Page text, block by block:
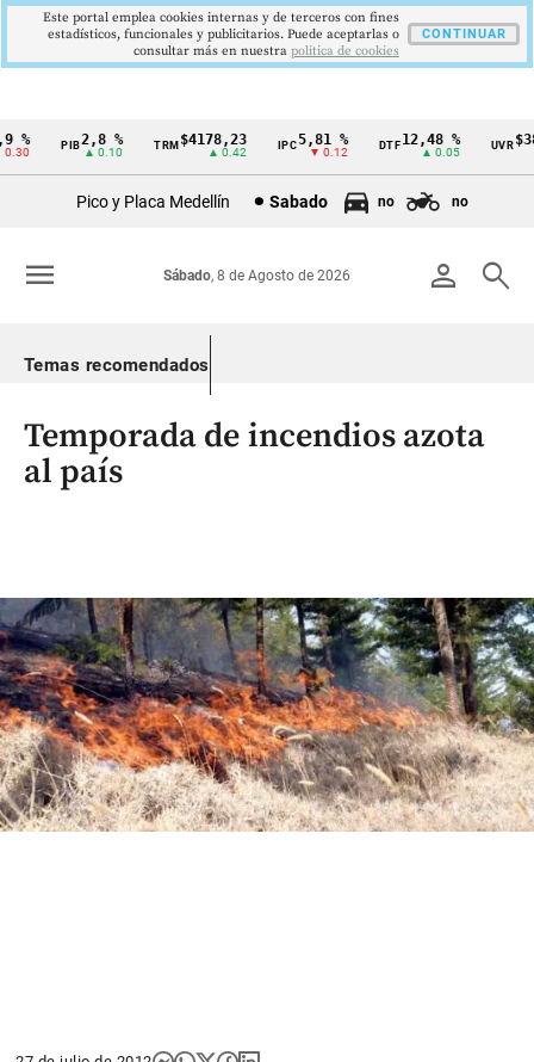
Cintillo
Colombia
2,8 %
▲ 0.10
TRM$4178,23
▲ 0.42
5,81 %
▼ 0.12
DTF12,48 %
▲ 0.05
UVR
Pico y Placa Medellín Sabado no no
person search
Sábado, 8 de Agosto de 2026
menu
Temas recomendados
Temporada de incendios azota
al país
Este portal emplea cookies internas y de terceros con fines
estadísticos, funcionales y publicitarios. Puede aceptarlas o
consultar más en nuestra politica de cookies
CONTINUAR